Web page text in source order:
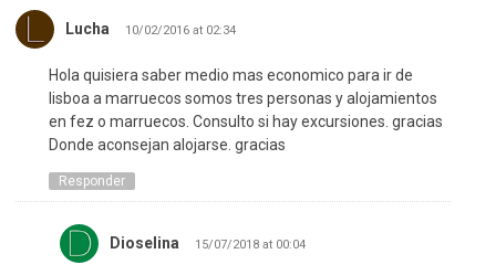
Lucha 10/02/2016 at 02:34
Hola quisiera saber medio mas economico para ir de
lisboa a marruecos somos tres personas y alojamientos
en fez o marruecos. Consulto si hay excursiones. gracias
Donde aconsejan alojarse. gracias
Responder
Dioselina 15/07/2018 at 00:04